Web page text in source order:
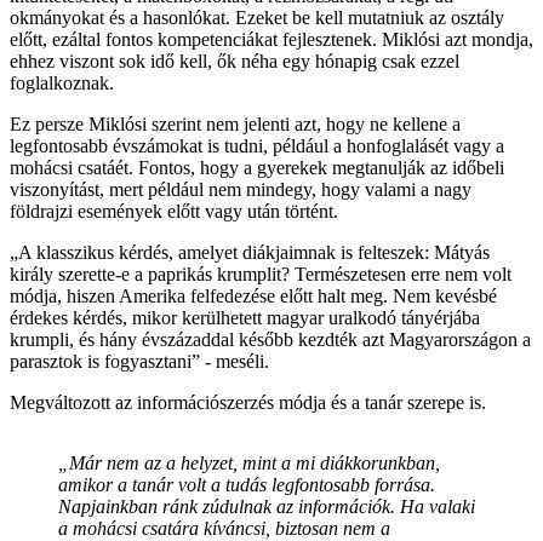
okmányokat és a hasonlókat. Ezeket be kell mutatniuk az osztály
előtt, ezáltal fontos kompetenciákat fejlesztenek. Miklósi azt mondja,
ehhez viszont sok idő kell, ők néha egy hónapig csak ezzel
foglalkoznak.
Ez persze Miklósi szerint nem jelenti azt, hogy ne kellene a
legfontosabb évszámokat is tudni, például a honfoglalásét vagy a
mohácsi csatáét. Fontos, hogy a gyerekek megtanulják az időbeli
viszonyítást, mert például nem mindegy, hogy valami a nagy
földrajzi események előtt vagy után történt.
„A klasszikus kérdés, amelyet diákjaimnak is felteszek: Mátyás
király szerette-e a paprikás krumplit? Természetesen erre nem volt
módja, hiszen Amerika felfedezése előtt halt meg. Nem kevésbé
érdekes kérdés, mikor kerülhetett magyar uralkodó tányérjába
krumpli, és hány évszázaddal később kezdték azt Magyarországon a
parasztok is fogyasztani” - meséli.
Megváltozott az információszerzés módja és a tanár szerepe is.
„Már nem az a helyzet, mint a mi diákkorunkban,
amikor a tanár volt a tudás legfontosabb forrása.
Napjainkban ránk zúdulnak az információk. Ha valaki
a mohácsi csatára kíváncsi, biztosan nem a